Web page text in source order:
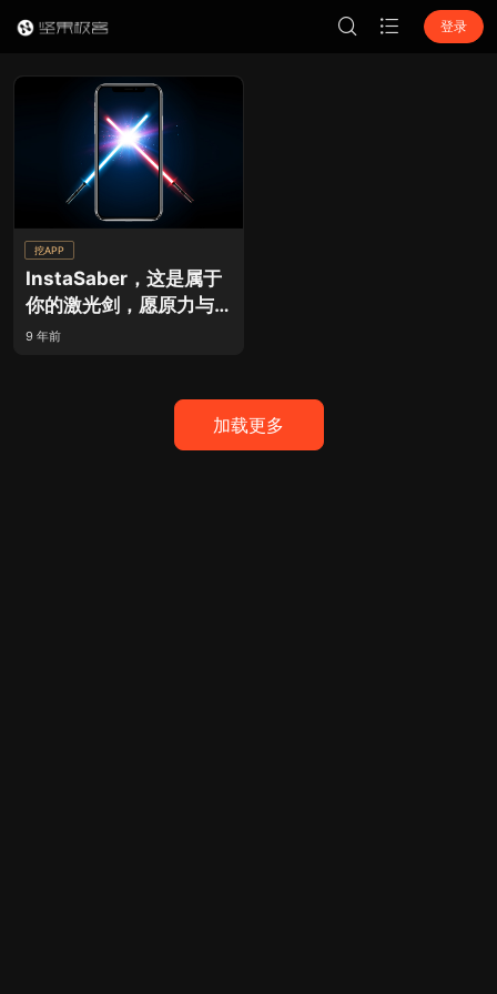
登录
挖APP
InstaSaber，这是属于
你的激光剑，愿原力与
你同在！
9 年前
加载更多